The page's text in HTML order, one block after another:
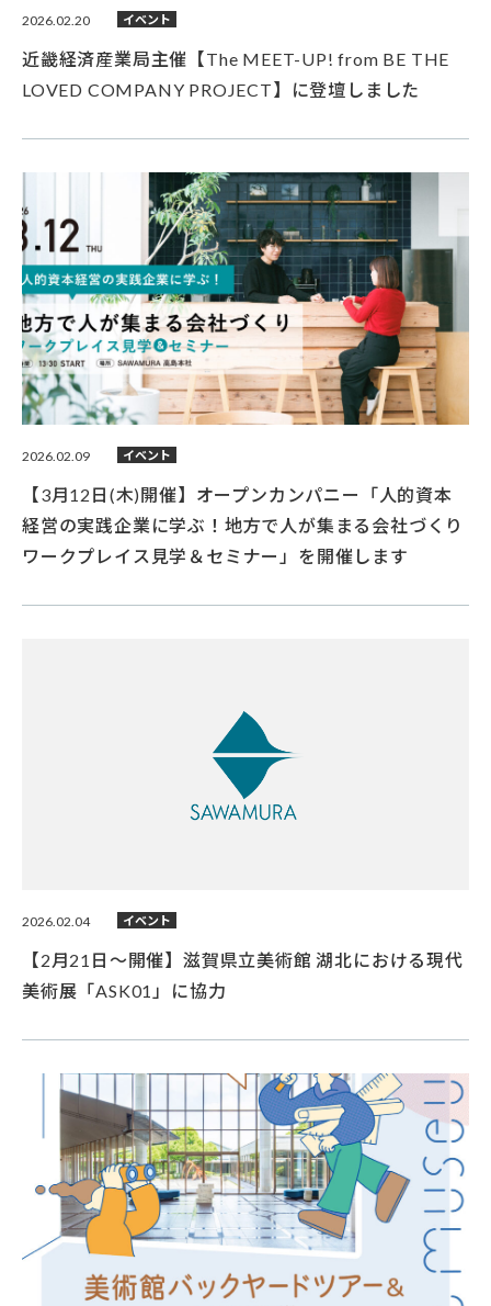
2026.02.20 イベント
近畿経済産業局主催【The MEET-UP! from BE THE
LOVED COMPANY PROJECT】に登壇しました
2026.02.09 イベント
【3月12日(木)開催】オープンカンパニー「人的資本
経営の実践企業に学ぶ！地方で人が集まる会社づくり
ワークプレイス見学＆セミナー」を開催します
2026.02.04 イベント
【2月21日～開催】滋賀県立美術館 湖北における現代
美術展「ASK01」に協力